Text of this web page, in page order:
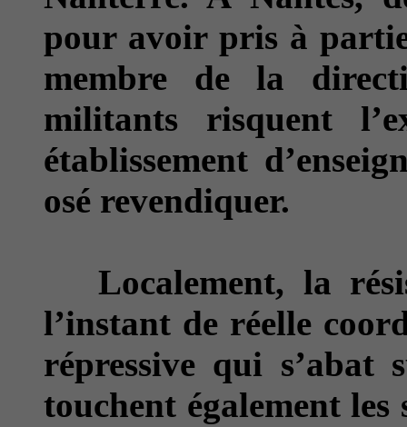
pour avoir pris à
membre de la
militants risquent
établissement
osé revendiquer.
Localement, la
l’instant de réelle
répressive qui
touchent également